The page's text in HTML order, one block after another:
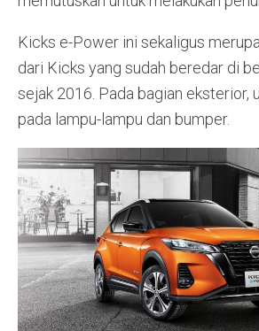
Kicks e-Power ini sekaligus
dari Kicks yang sudah beredar di
sejak 2016. Pada bagian eksterior,
pada lampu-lampu dan bumper.